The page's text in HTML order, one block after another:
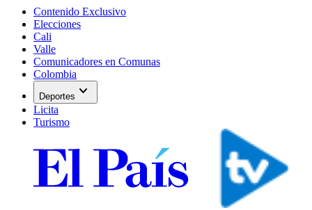
Contenido Exclusivo
Elecciones
Cali
Valle
Comunicadores en Comunas
Colombia
Deportes expand_more
Licita
Turismo